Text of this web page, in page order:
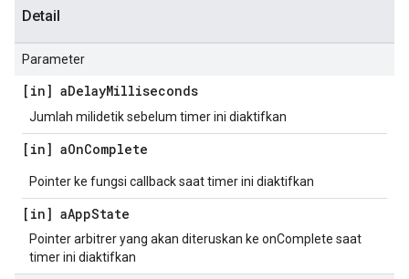
Detail
Parameter
[in] aDelayMilliseconds
Jumlah milidetik sebelum timer ini diaktifkan
[in] aOnComplete
Pointer ke fungsi callback saat timer ini diaktifkan
[in] aAppState
Pointer arbitrer yang akan diteruskan ke onComplete saat
timer ini diaktifkan